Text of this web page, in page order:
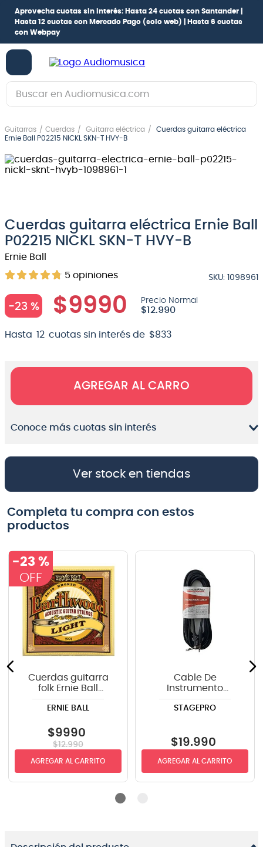
Aprovecha cuotas sin interés: Hasta 24 cuotas con Santander |
Hasta 12 cuotas con Mercado Pago (solo web) |
Hasta 6 cuotas
con Webpay
Buscar en Audiomusica.com
Guitarras Cuerdas Guitarra eléctrica
Cuerdas guitarra eléctrica
Ernie Ball P02215 NICKL SKN-T HVY-B
Cuerdas guitarra eléctrica Ernie Ball
P02215 NICKL SKN-T HVY-B
Ernie Ball
5 opiniones SKU: 1098961
-23 % $9990 $12.990
Hasta 12 cuotas sin interés de $833
AGREGAR AL CARRO
Conoce más cuotas sin interés
Ver stock en tiendas
Completa tu compra con estos
productos
-23 %
Cuerdas guitarra
folk Ernie Ball
LIGHT
ERNIE BALL
$9990
$12.990
AGREGAR AL CARRITO
Cable De
Instrumento
recto-angulo 6mts
STAGEPRO
$19.990
AGREGAR AL CARRITO
1 .
guitarra electrica
2
bajo
guitarra electroacústica
5 .
amplificador
6.
guitarra
7.
teclado
8.
bateria
9.
micrófono